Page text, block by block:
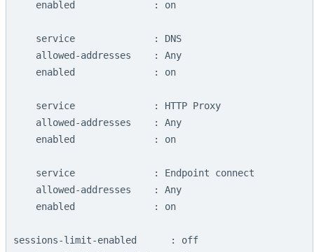
sessions-limit-enabled      : off